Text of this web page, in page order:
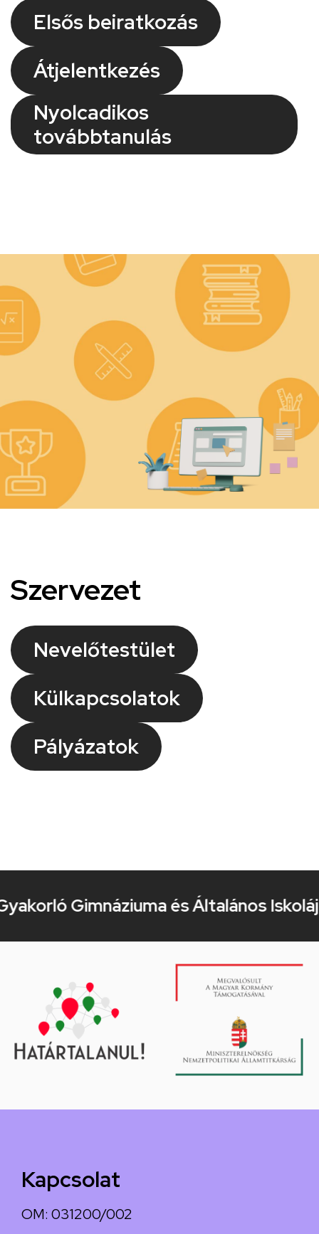
Elsős beiratkozás
Átjelentkezés
Nyolcadikos
továbbtanulás
Szervezet
Nevelőtestület
Külkapcsolatok
Pályázatok
Kép
Gimnáziuma és Általános
Kapcsolat
OM: 031200/002